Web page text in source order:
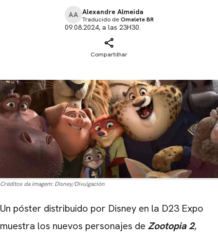
AA Alexandre Almeida
Traducido deOmelete BR
09.08.2024, a las 23H30.
Compartilhar
Créditos da imagem: Disney/Divulgación
Un póster distribuido por Disney en la D23 Expo
muestra los nuevos personajes de Zootopia 2,